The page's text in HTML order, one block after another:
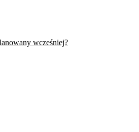
wcześniej?